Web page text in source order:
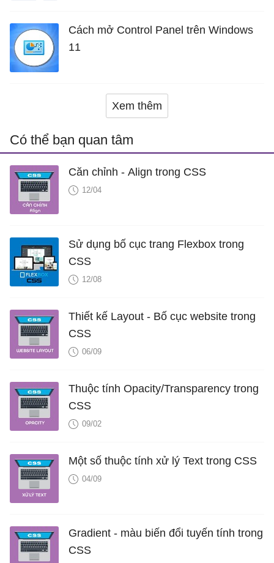
Cách mở Control Panel trên Windows
11
Xem thêm
Có thể bạn quan tâm
Căn chỉnh - Align trong CSS
12/04
Sử dụng bố cục trang Flexbox trong
CSS
12/08
Thiết kế Layout - Bố cục website trong
CSS
06/09
Thuộc tính Opacity/Transparency trong
CSS
09/02
Một số thuộc tính xử lý Text trong CSS
04/09
Gradient - màu biến đổi tuyến tính trong
CSS